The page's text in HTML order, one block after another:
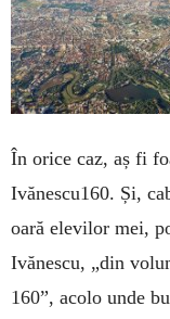
În orice caz, aș fi
Ivănescu160. Și,
oară elevilor mei,
Ivănescu, „din
160”, acolo unde